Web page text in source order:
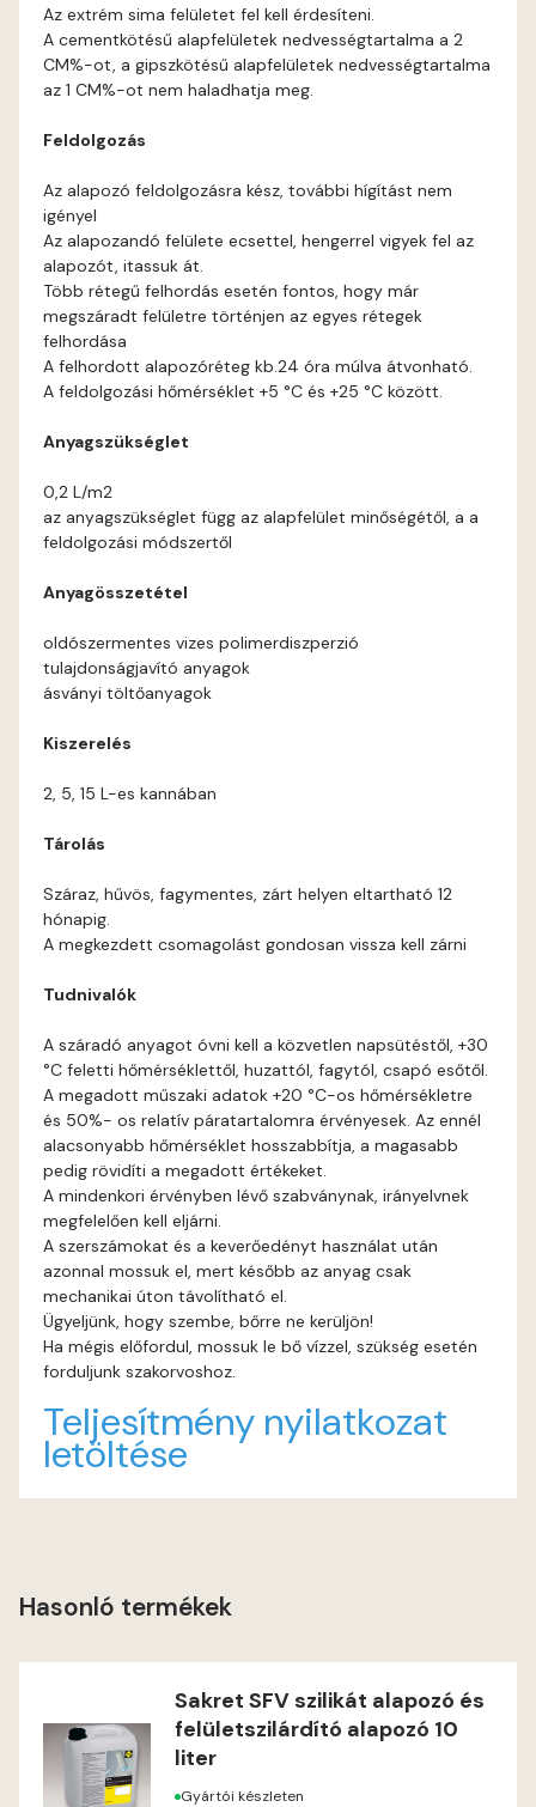
Grass-green A
Mandarin B
Mango A
Melon-yellow A
Melon-yellow B
Pumpkin B
Rose B
Rust A
Sienna A
Sulphur B
Terra A
Umbra A
Vulcan-red A
Az extrém sima felületet fel kell érdesíteni.
A cementkötésű alapfelületek nedvességtartalma a 2
CM%-ot, a gipszkötésű alapfelületek nedvességtartalma
az 1 CM%-ot nem haladhatja meg.
Feldolgozás
Az alapozó feldolgozásra kész, további hígítást nem
igényel
Az alapozandó felülete ecsettel, hengerrel vigyek fel az
alapozót, itassuk át.
Több rétegű felhordás esetén fontos, hogy már
megszáradt felületre történjen az egyes rétegek
felhordása
A felhordott alapozóréteg kb.24 óra múlva átvonható.
A feldolgozási hőmérséklet +5 °C és +25 °C között.
Anyagszükséglet
0,2 L/m2
az anyagszükséglet függ az alapfelület minőségétől, a a
feldolgozási módszertől
Anyagösszetétel
oldószermentes vizes polimerdiszperzió
tulajdonságjavító anyagok
ásványi töltőanyagok
Kiszerelés
2, 5, 15 L-es kannában
Tárolás
Száraz, hűvös, fagymentes, zárt helyen eltartható 12
hónapig.
A megkezdett csomagolást gondosan vissza kell zárni
Tudnivalók
A száradó anyagot óvni kell a közvetlen napsütéstől, +30
°C feletti hőmérséklettől, huzattól, fagytól, csapó esőtől.
A megadott műszaki adatok +20 °C-os hőmérsékletre
és 50%- os relatív páratartalomra érvényesek. Az ennél
alacsonyabb hőmérséklet hosszabbítja, a magasabb
pedig rövidíti a megadott értékeket.
A mindenkori érvényben lévő szabványnak, irányelvnek
megfelelően kell eljárni.
A szerszámokat és a keverőedényt használat után
azonnal mossuk el, mert később az anyag csak
mechanikai úton távolítható el.
Ügyeljünk, hogy szembe, bőrre ne kerüljön!
Ha mégis előfordul, mossuk le bő vízzel, szükség esetén
forduljunk szakorvoshoz.
Teljesítmény nyilatkozat
letöltése
Hasonló termékek
Sakret SFV szilikát alapozó és
felületszilárdító alapozó 10
liter
Gyártói készleten